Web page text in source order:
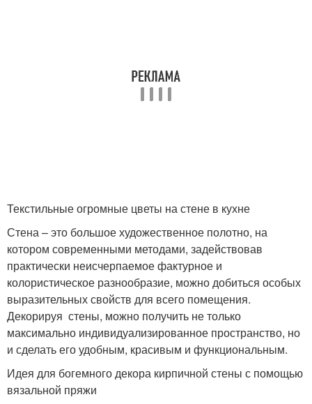
Текстильные огромные цветы на стене в кухне
Стена – это большое художественное полотно, на
котором современными методами, задействовав
практически неисчерпаемое фактурное и
колористическое разнообразие, можно добиться особых
выразительных свойств для всего помещения.
Декорируя стены, можно получить не только
максимально индивидуализированное пространство, но
и сделать его удобным, красивым и функциональным.
Идея для богемного декора кирпичной стены с помощью
вязальной пряжи